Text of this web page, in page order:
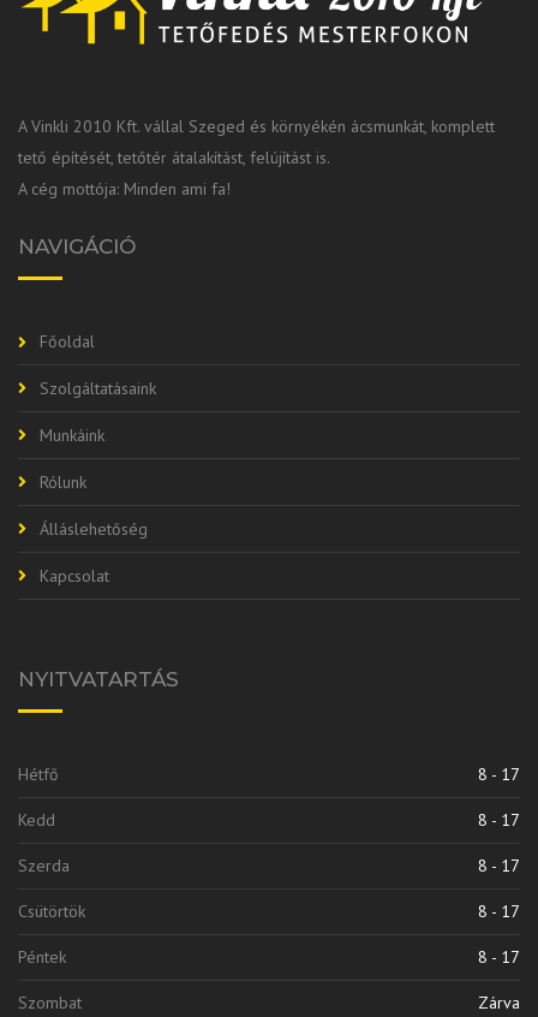
A Vinkli 2010 Kft. vállal Szeged és környékén ácsmunkát, komplett
tető építését, tetőtér átalakítást, felújítást is.
A cég mottója: Minden ami fa!
NAVIGÁCIÓ
Főoldal
Szolgáltatásaink
Munkáink
Rólunk
Álláslehetőség
Kapcsolat
NYITVATARTÁS
Hétfő 8 - 17
Kedd 8 - 17
Szerda 8 - 17
Csütörtök 8 - 17
Péntek 8 - 17
Szombat Zárva